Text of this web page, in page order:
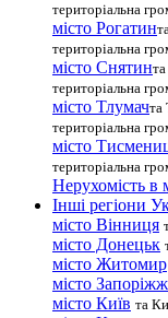
територіальна
місто Рогатин
територіальна
місто Снятин
територіальна
місто Тлумачта
територіальна
місто
територіальна
Нерухомість в
Інші регіони
місто Вінниця
місто Донецьк
місто Житомир
місто
місто Київ та